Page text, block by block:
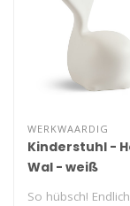
WERKWAARDIG
Kinderstuhl -
Wal - weiß
So hübsch! Endlich